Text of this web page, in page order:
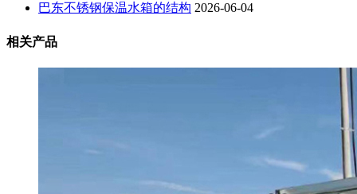
巴东不锈钢保温水箱的结构 2026-06-04
相关产品